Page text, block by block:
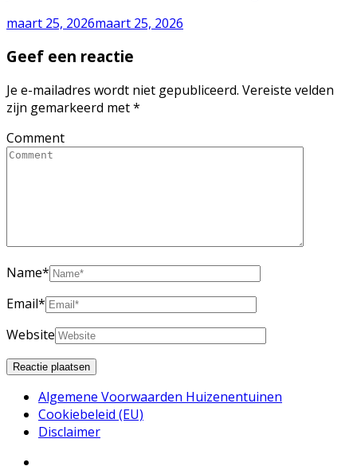
maart 25, 2026maart 25, 2026
Geef een reactie
Je e-mailadres wordt niet gepubliceerd. Vereiste velden
zijn gemarkeerd met*
Comment
Name*
Email*
Website
Algemene Voorwaarden Huizenentuinen
Cookiebeleid (EU)
Disclaimer